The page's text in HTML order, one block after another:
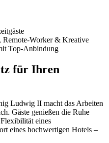
Remote‑Worker & Kreative
Top‑Anbindung
für Ihren
Ludwig II macht das Arbeiten
Gäste genießen die Ruhe
eines
eines hochwertigen Hotels –